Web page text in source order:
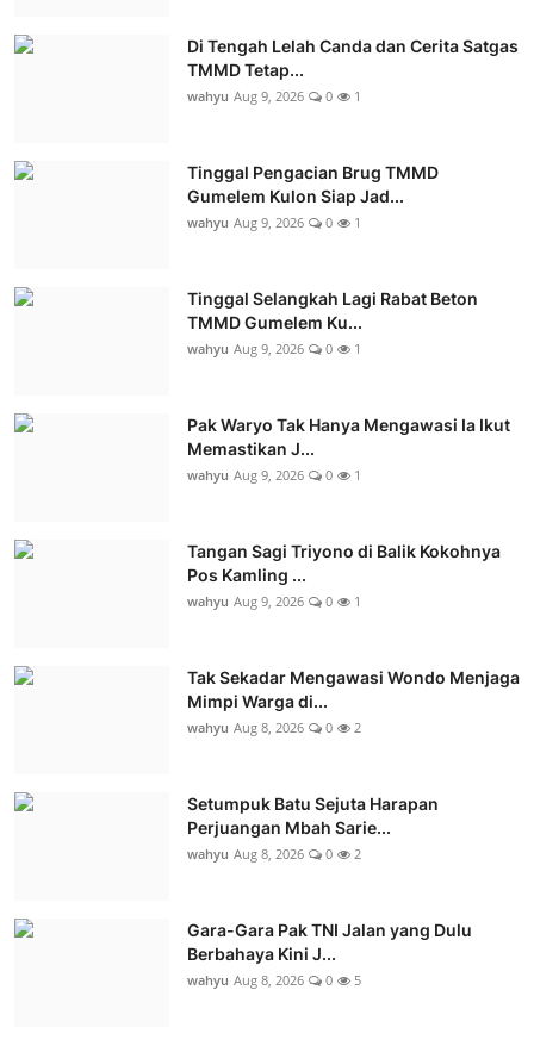
Di Tengah Lelah Canda dan Cerita Satgas
TMMD Tetap...
wahyu Aug 9, 2026 0 1
Tinggal Pengacian Brug TMMD
Gumelem Kulon Siap Jad...
wahyu Aug 9, 2026 0 1
Tinggal Selangkah Lagi Rabat Beton
TMMD Gumelem Ku...
wahyu Aug 9, 2026 0 1
Pak Waryo Tak Hanya Mengawasi Ia Ikut
Memastikan J...
wahyu Aug 9, 2026 0 1
Tangan Sagi Triyono di Balik Kokohnya
Pos Kamling ...
wahyu Aug 9, 2026 0 1
Tak Sekadar Mengawasi Wondo Menjaga
Mimpi Warga di...
wahyu Aug 8, 2026 0 2
Setumpuk Batu Sejuta Harapan
Perjuangan Mbah Sarie...
wahyu Aug 8, 2026 0 2
Gara-Gara Pak TNI Jalan yang Dulu
Berbahaya Kini J...
wahyu Aug 8, 2026 0 5